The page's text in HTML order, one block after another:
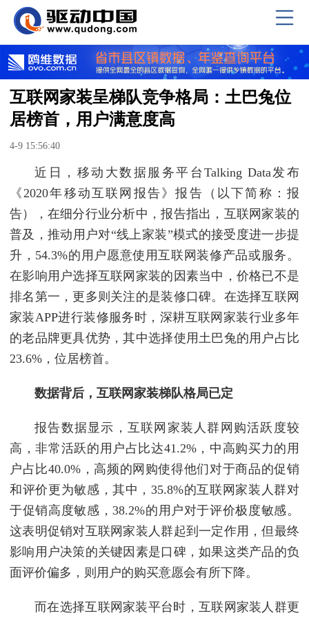
互联网家装呈梯队竞争格局：土巴兔位
居榜首，用户满意度高
4-9 15:56:40
近日，移动大数据服务平台Talking Data发布
《2020年移动互联网报告》报告（以下简称：报
告），在细分行业分析中，报告指出，互联网家装的
普及，推动用户对“线上家装”模式的接受度进一步提
升，54.3%的用户愿意使用互联网装修产品或服务。
在影响用户选择互联网家装的因素当中，价格已不是
排名第一，更多则关注的是装修口碑。在选择互联网
家装APP进行装修服务时，深耕互联网家装行业多年
的老品牌更具优势，其中选择使用土巴兔的用户占比
23.6%，位居榜首。
数据背后，互联网家装梯队格局已定
报告数据显示，互联网家装人群网购活跃度较
高，非常活跃的用户占比达41.2%，中高购买力的用
户占比40.0%，高频的网购使得他们对于商品的促销
和评价更为敏感，其中，35.8%的互联网家装人群对
于促销高度敏感，38.2%的用户对于评价极度敏感。
这表明促销对互联网家装人群起到一定作用，但最终
影响用户决策的关键因素是口碑，如果这类产品的负
面评价偏多，则用户的购买意愿会有所下降。
而在选择互联网家装平台时，互联网家装人群更